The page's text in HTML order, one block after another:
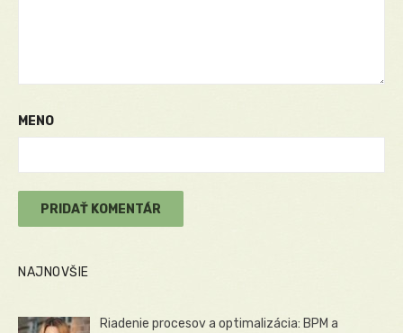
MENO
NAJNOVŠIE
Riadenie procesov a optimalizácia: BPM a